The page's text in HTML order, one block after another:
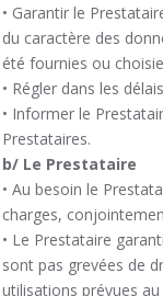
• Garantir le
du caractère des
été fournies ou
• Régler dans les
• Informer le
Prestataires.
b/ Le Prestataire
• Au besoin le
charges,
• Le Prestataire
sont pas grevées de
utilisations prévues